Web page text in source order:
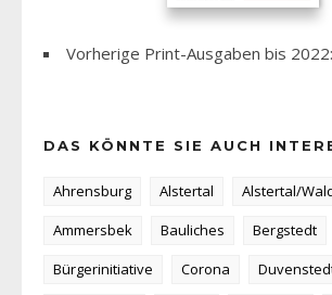
Vorherige Print-Ausgaben bis 2022:
DAS KÖNNTE SIE AUCH
Ahrensburg Alstertal
Alstertal/
Ammersbek
Bauliches
Bergstedt
Bürgerinitiative
Corona